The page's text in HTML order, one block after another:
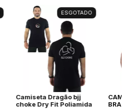
ESGOTADO
Camiseta Dragão bjj
choke Dry Fit Poliamida